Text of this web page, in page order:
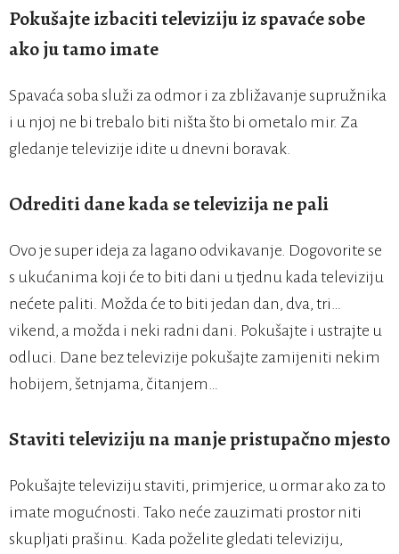
Pokušajte izbaciti televiziju iz spavaće sobe
ako ju tamo imate
Spavaća soba služi za odmor i za zbližavanje supružnika
i u njoj ne bi trebalo biti ništa što bi ometalo mir. Za
gledanje televizije idite u dnevni boravak.
Odrediti dane kada se televizija ne pali
Ovo je super ideja za lagano odvikavanje. Dogovorite se
s ukućanima koji će to biti dani u tjednu kada televiziju
nećete paliti. Možda će to biti jedan dan, dva, tri…
vikend, a možda i neki radni dani. Pokušajte i ustrajte u
odluci. Dane bez televizije pokušajte zamijeniti nekim
hobijem, šetnjama, čitanjem…
Staviti televiziju na manje pristupačno mjesto
Pokušajte televiziju staviti, primjerice, u ormar ako za to
imate mogućnosti. Tako neće zauzimati prostor niti
skupljati prašinu. Kada poželite gledati televiziju,